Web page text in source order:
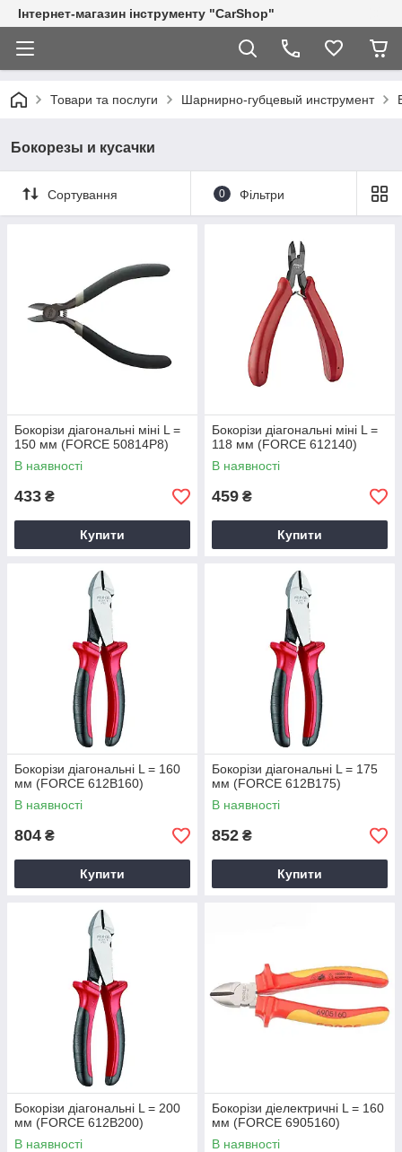
Інтернет-магазин інструменту "CarShop"
Товари та послуги Шарнирно-губцевый инструмент
Бокорезы и кусачки
Сортування 0 Фільтри
Бокорізи діагональні міні L =
150 мм (FORCE 50814P8)
В наявності
433 ₴
Купити
Бокорізи діагональні міні L =
118 мм (FORCE 612140)
В наявності
459 ₴
Купити
Бокорізи діагональні L = 160
мм (FORCE 612B160)
В наявності
804 ₴
Купити
Бокорізи діагональні L = 175
мм (FORCE 612B175)
В наявності
852 ₴
Купити
Бокорізи діагональні L = 200
мм (FORCE 612B200)
В наявності
Бокорізи діелектричні L = 160
мм (FORCE 6905160)
В наявності